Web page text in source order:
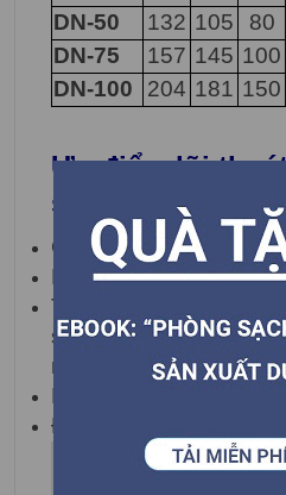
DN-50
132 105 80
DN-75
157 145 100
DN-100
204 181 150
Ưu điểm lõi
sạch VCR
Gia công đẹp
Không bị ăn mòn
Thiết kế liền khối, đảm
so với các sản phẩm
ráp từng phần trên thị
Khả năng chịu nhiệt tốt
Độ cứng và độ bền